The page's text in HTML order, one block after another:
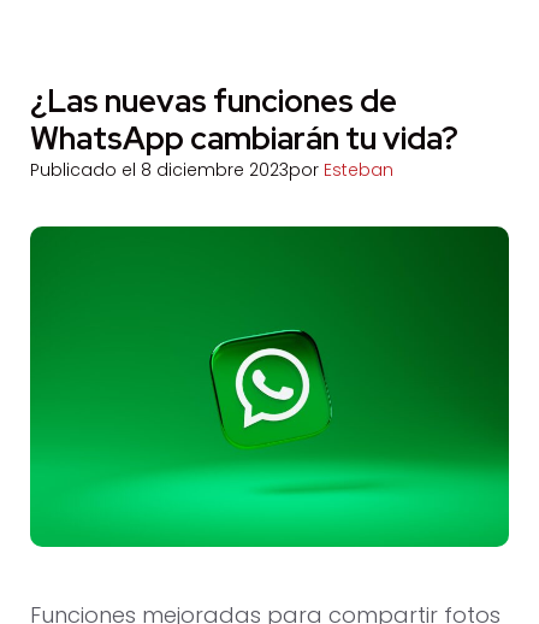
¿Las nuevas funciones de
WhatsApp cambiarán tu vida?
Publicado el 8 diciembre 2023por Esteban
Funciones mejoradas para compartir fotos